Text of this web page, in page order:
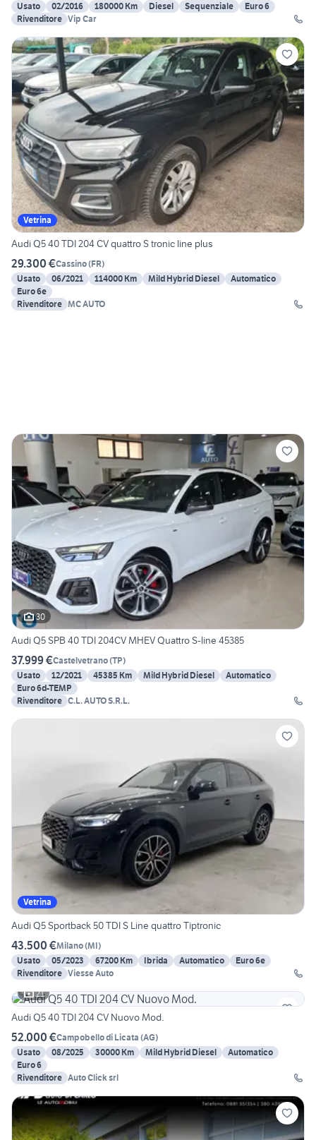
Usato
02/2016 180000 Km Diesel Sequenziale
Euro 6
Rivenditore Vip Car
Vetrina
Audi Q5 40 TDI 204 CV quattro S tronic line plus
29.300 €Cassino(FR)
Usato
06/2021 114000 Km Mild Hybrid Diesel
Automatico
Euro 6e
Rivenditore MC AUTO
30
Audi Q5 SPB 40 TDI 204CV MHEV Quattro S-line 45385
37.999 €Castelvetrano(TP)
Usato
12/2021 45385 Km Mild Hybrid Diesel
Automatico
Euro 6d-TEMP
Rivenditore C.L. AUTO S.R.L.
Vetrina
Audi Q5 Sportback 50 TDI S Line quattro Tiptronic
43.500 €Milano(MI)
Usato
05/2023 67200 Km Ibrida Automatico
Euro 6e
Rivenditore Viesse Auto
21
Audi Q5 40 TDI 204 CV Nuovo Mod.
52.000 €Campobello di Licata (AG)
Usato
08/2025 30000 Km Mild Hybrid Diesel
Automatico
Euro 6
Rivenditore Auto Click srl